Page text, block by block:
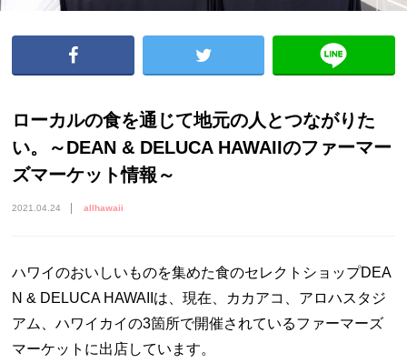
ローカルの食を通じて地元の人とつながりた
い。～DEAN & DELUCA HAWAIIのファーマー
ズマーケット情報～
2021.04.24 allhawaii
ハワイのおいしいものを集めた食のセレクトショップDEA
N & DELUCA HAWAIIは、現在、カカアコ、アロハスタジ
アム、ハワイカイの3箇所で開催されているファーマーズ
マーケットに出店しています。